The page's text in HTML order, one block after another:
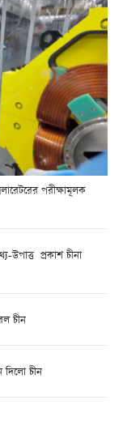
পরীক্ষামূলক
উপাত্ত প্রকাশ চীনা
চীন
দিলো চীন